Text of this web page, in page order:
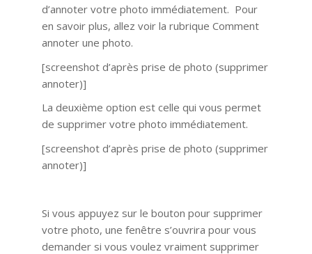
d’annoter votre photo immédiatement. Pour
en savoir plus, allez voir la rubrique Comment
annoter une photo.
[screenshot d’après prise de photo (supprimer
annoter)]
La deuxième option est celle qui vous permet
de supprimer votre photo immédiatement.
[screenshot d’après prise de photo (supprimer
annoter)]
Si vous appuyez sur le bouton pour supprimer
votre photo, une fenêtre s’ouvrira pour vous
demander si vous voulez vraiment supprimer